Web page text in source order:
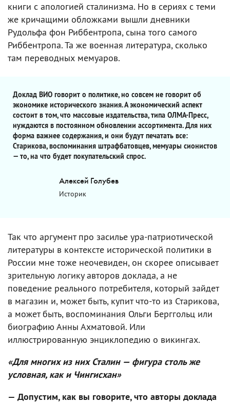
книги с апологией сталинизма. Но в сериях с теми
же кричащими обложками вышли дневники
Рудольфа фон Риббентропа, сына того самого
Риббентропа. Та же военная литература, сколько
там переводных мемуаров.
Доклад ВИО говорит о политике, но совсем не говорит об
экономике исторического знания. А экономический аспект
состоит в том, что массовые издательства, типа ОЛМА-Пресс,
нуждаются в постоянном обновлении ассортимента. Для них
форма важнее содержания, и они будут печатать все:
Старикова, воспоминания штрафбатовцев, мемуары сионистов
— то, на что будет покупательский спрос.
Алексей Голубев
Историк
Так что аргумент про засилье ура-патриотической
литературы в контексте исторической политики в
России мне тоже неочевиден, он скорее описывает
зрительную логику авторов доклада, а не
поведение реального потребителя, который зайдет
в магазин и, может быть, купит что-то из Старикова,
а может быть, воспоминания Ольги Берггольц или
биографию Анны Ахматовой. Или
иллюстрированную энциклопедию о викингах.
«Для многих из них Сталин — фигура столь же
условная, как и Чингисхан»
— Допустим, как вы говорите, что авторы доклада